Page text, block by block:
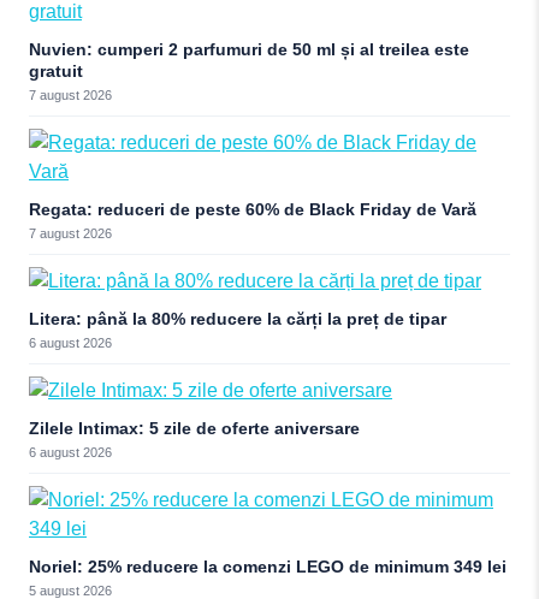
Nuvien: cumperi 2 parfumuri de 50 ml și al treilea este
gratuit
7 august 2026
Regata: reduceri de peste 60% de Black Friday de Vară
7 august 2026
Litera: până la 80% reducere la cărți la preț de tipar
6 august 2026
Zilele Intimax: 5 zile de oferte aniversare
6 august 2026
Noriel: 25% reducere la comenzi LEGO de minimum 349 lei
5 august 2026